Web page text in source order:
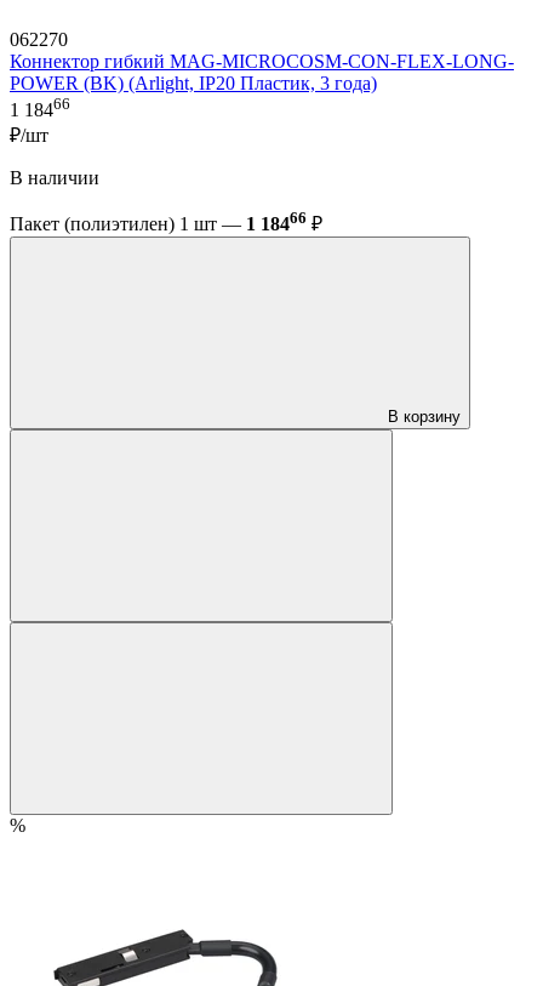
062270
Коннектор гибкий MAG-MICROCOSM-CON-FLEX-LONG-
POWER (BK) (Arlight, IP20 Пластик, 3 года)
1 18466
₽/шт
В наличии
Пакет (полиэтилен) 1 шт — 1 18466 ₽
В корзину
%